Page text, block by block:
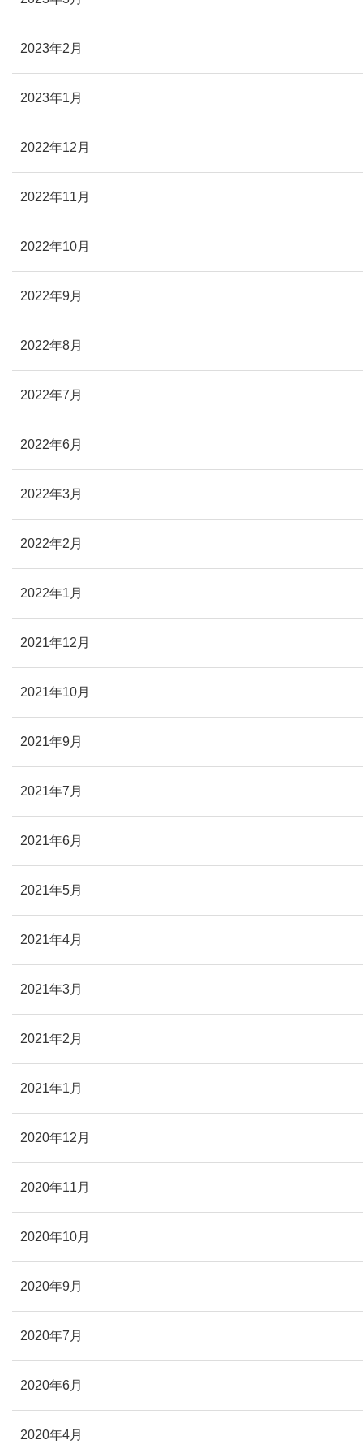
2023年2月
2023年1月
2022年12月
2022年11月
2022年10月
2022年9月
2022年8月
2022年7月
2022年6月
2022年3月
2022年2月
2022年1月
2021年12月
2021年10月
2021年9月
2021年7月
2021年6月
2021年5月
2021年4月
2021年3月
2021年2月
2021年1月
2020年12月
2020年11月
2020年10月
2020年9月
2020年7月
2020年6月
2020年4月